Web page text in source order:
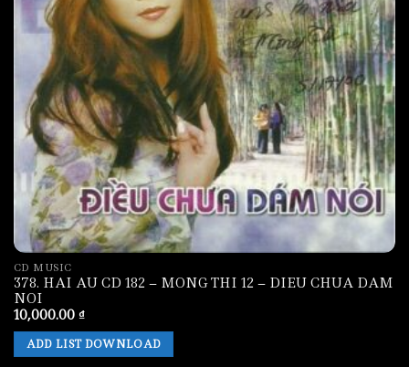
CD MUSIC
378. HAI AU CD 182 – MONG THI 12 – DIEU CHUA DAM
NOI
10,000.00 ₫
ADD LIST DOWNLOAD